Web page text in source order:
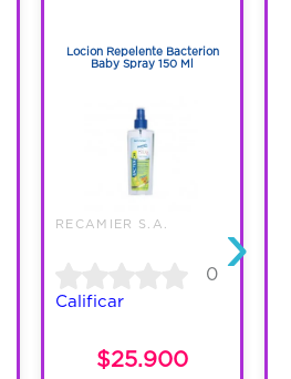
Locion Repelente Bacterion
Baby Spray 150 Ml
RECAMIER S.A.
0
Calificar
$25.900
›